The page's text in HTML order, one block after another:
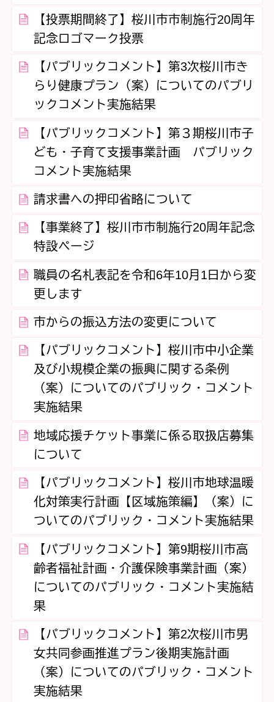
【投票期間終了】桜川市市制施行20周年
記念ロゴマーク投票
【パブリックコメント】第3次桜川市き
らり健康プラン（案）についてのパブリ
ックコメント実施結果
【パブリックコメント】第３期桜川市子
ども・子育て支援事業計画 パブリック
コメント実施結果
請求書への押印省略について
【事業終了】桜川市市制施行20周年記念
特設ページ
職員の名札表記を令和6年10月1日から変
更します
市からの振込方法の変更について
【パブリックコメント】桜川市中小企業
及び小規模企業の振興に関する条例
（案）についてのパブリック・コメント
実施結果
地域応援チケット事業に係る取扱店募集
について
【パブリックコメント】桜川市地球温暖
化対策実行計画【区域施策編】（案）に
ついてのパブリック・コメント実施結果
【パブリックコメント】第9期桜川市高
齢者福祉計画・介護保険事業計画（案）
についてのパブリック・コメント実施結
果
【パブリックコメント】第2次桜川市男
女共同参画推進プラン後期実施計画
（案）についてのパブリック・コメント
実施結果